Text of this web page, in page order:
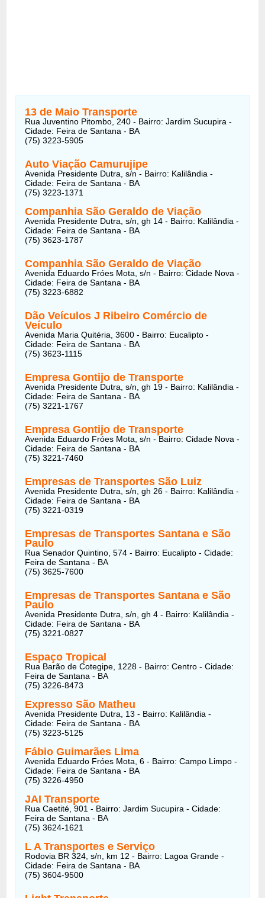
13 de Maio Transporte
Rua Juventino Pitombo, 240 - Bairro: Jardim Sucupira -
Cidade: Feira de Santana - BA
(75) 3223-5905
Auto Viação Camurujipe
Avenida Presidente Dutra, s/n - Bairro: Kalilândia -
Cidade: Feira de Santana - BA
(75) 3223-1371
Companhia São Geraldo de Viação
Avenida Presidente Dutra, s/n, gh 14 - Bairro: Kalilândia -
Cidade: Feira de Santana - BA
(75) 3623-1787
Companhia São Geraldo de Viação
Avenida Eduardo Fróes Mota, s/n - Bairro: Cidade Nova -
Cidade: Feira de Santana - BA
(75) 3223-6882
Dão Veículos J Ribeiro Comércio de
Veículo
Avenida Maria Quitéria, 3600 - Bairro: Eucalipto -
Cidade: Feira de Santana - BA
(75) 3623-1115
Empresa Gontijo de Transporte
Avenida Presidente Dutra, s/n, gh 19 - Bairro: Kalilândia -
Cidade: Feira de Santana - BA
(75) 3221-1767
Empresa Gontijo de Transporte
Avenida Eduardo Fróes Mota, s/n - Bairro: Cidade Nova -
Cidade: Feira de Santana - BA
(75) 3221-7460
Empresas de Transportes São Luiz
Avenida Presidente Dutra, s/n, gh 26 - Bairro: Kalilândia -
Cidade: Feira de Santana - BA
(75) 3221-0319
Empresas de Transportes Santana e São
Paulo
Rua Senador Quintino, 574 - Bairro: Eucalipto - Cidade:
Feira de Santana - BA
(75) 3625-7600
Empresas de Transportes Santana e São
Paulo
Avenida Presidente Dutra, s/n, gh 4 - Bairro: Kalilândia -
Cidade: Feira de Santana - BA
(75) 3221-0827
Espaço Tropical
Rua Barão de Cotegipe, 1228 - Bairro: Centro - Cidade:
Feira de Santana - BA
(75) 3226-8473
Expresso São Matheu
Avenida Presidente Dutra, 13 - Bairro: Kalilândia -
Cidade: Feira de Santana - BA
(75) 3223-5125
Fábio Guimarães Lima
Avenida Eduardo Fróes Mota, 6 - Bairro: Campo Limpo -
Cidade: Feira de Santana - BA
(75) 3226-4950
JAI Transporte
Rua Caetité, 901 - Bairro: Jardim Sucupira - Cidade:
Feira de Santana - BA
(75) 3624-1621
L A Transportes e Serviço
Rodovia BR 324, s/n, km 12 - Bairro: Lagoa Grande -
Cidade: Feira de Santana - BA
(75) 3604-9500